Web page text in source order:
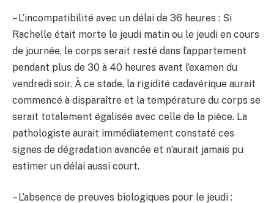
– L’incompatibilité avec un délai de 36 heures : Si
Rachelle était morte le jeudi matin ou le jeudi en cours
de journée, le corps serait resté dans l’appartement
pendant plus de 30 à 40 heures avant l’examen du
vendredi soir. À ce stade, la rigidité cadavérique aurait
commencé à disparaître et la température du corps se
serait totalement égalisée avec celle de la pièce. La
pathologiste aurait immédiatement constaté ces
signes de dégradation avancée et n’aurait jamais pu
estimer un délai aussi court.
– L’absence de preuves biologiques pour le jeudi :